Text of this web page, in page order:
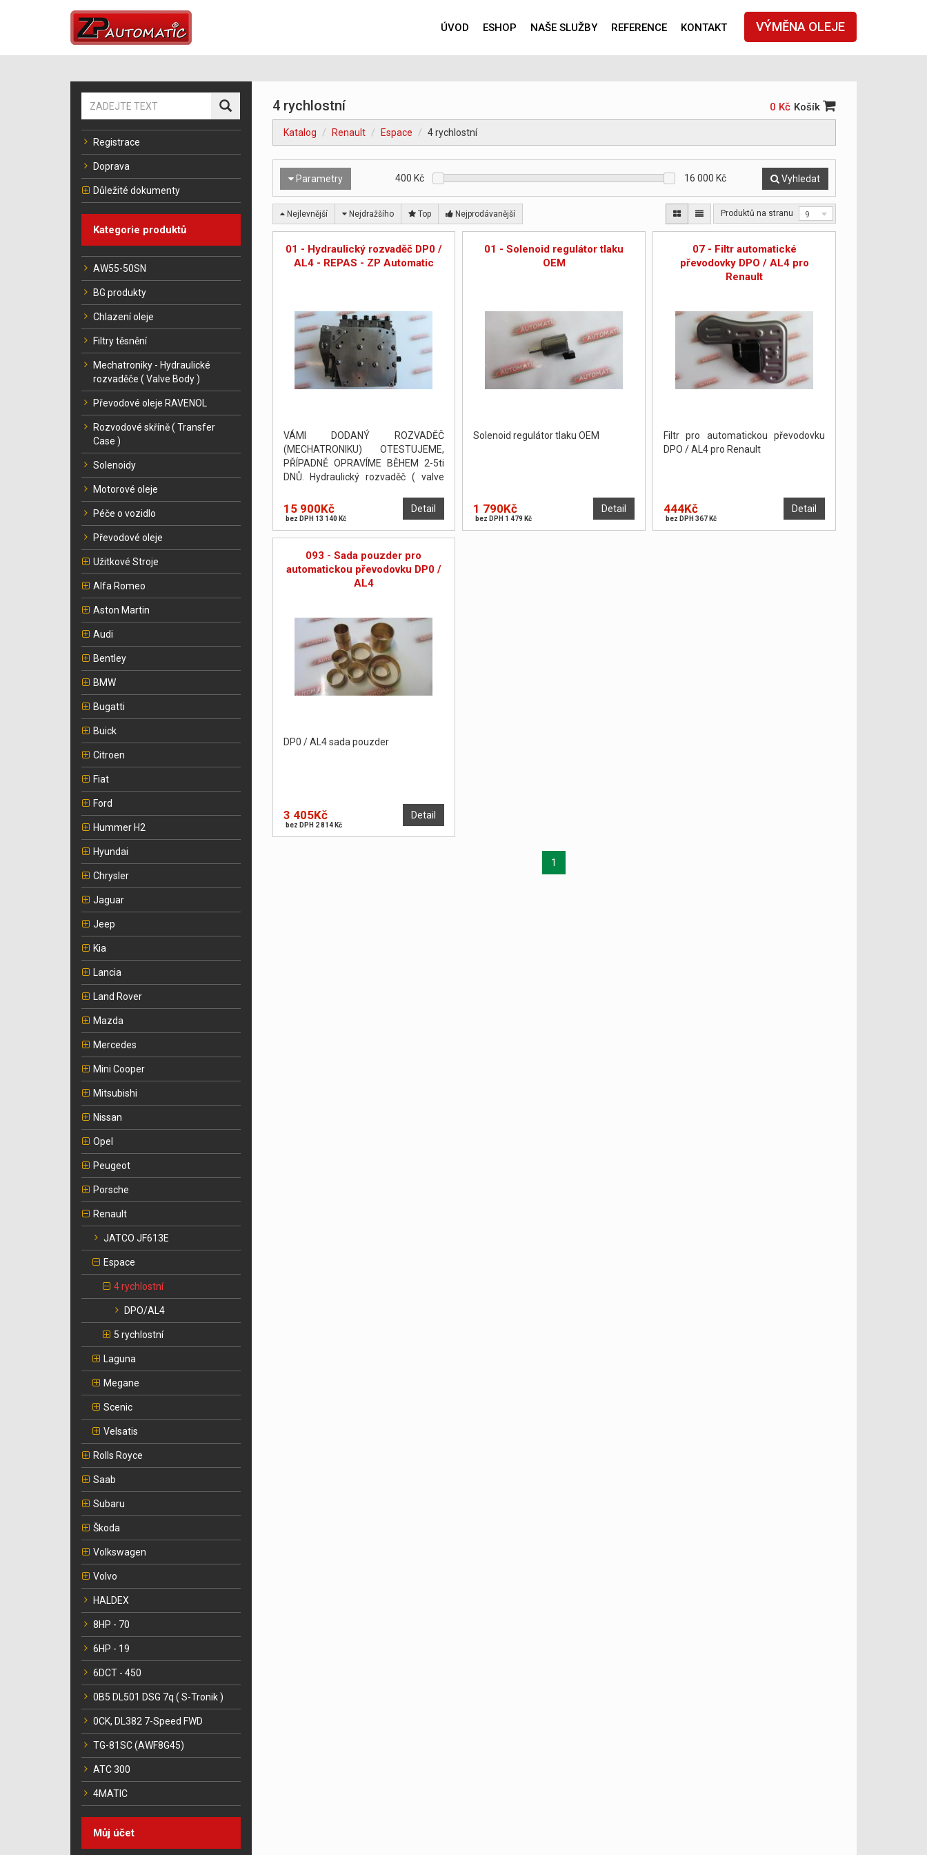
VÝMĚNA OLEJE
ÚVOD ESHOP NAŠE SLUŽBY REFERENCE KONTAKT
Registrace
Doprava
Důležité dokumenty
Kategorie produktů
AW55-50SN
BG produkty
Chlazení oleje
Filtry těsnění
Mechatroniky - Hydraulické
rozvaděče ( Valve Body )
Převodové oleje RAVENOL
Rozvodové skříně ( Transfer
Case )
Solenoidy
Motorové oleje
Péče o vozidlo
Převodové oleje
Užitkové Stroje
Alfa Romeo
Aston Martin
Audi
Bentley
BMW
Bugatti
Buick
Citroen
Fiat
Ford
Hummer H2
Hyundai
Chrysler
Jaguar
Jeep
Kia
Lancia
Land Rover
Mazda
Mercedes
Mini Cooper
Mitsubishi
Nissan
Opel
Peugeot
Porsche
Renault
JATCO JF613E
Espace
4 rychlostní
DPO/AL4
5 rychlostní
Laguna
Megane
Scenic
Velsatis
Rolls Royce
Saab
Subaru
Škoda
Volkswagen
Volvo
HALDEX
8HP - 70
6HP - 19
6DCT - 450
0B5 DL501 DSG 7q ( S-Tronik )
0CK, DL382 7-Speed FWD
TG-81SC (AWF8G45)
ATC 300
4MATIC
Můj účet
4 rychlostní 0 Kč Košík
Katalog Renault Espace 4 rychlostní
Parametry 400 Kč 16 000 Kč Vyhledat
Nejlevnější Nejdražšího Top Nejprodávanější Produktů na stranu 9
01 - Hydraulický rozvaděč DP0 /
AL4 - REPAS - ZP Automatic
VÁMI DODANÝ ROZVADĚČ
(MECHATRONIKU) OTESTUJEME,
PŘÍPADNĚ OPRAVÍME BĚHEM 2-5ti
DNŮ. Hydraulický rozvaděč ( valve
zkušební stolici Hydratest.
Detail
15 900Kč
bez DPH 13 140 Kč
01 - Solenoid regulátor tlaku
OEM
Solenoid regulátor tlaku OEM
Detail
1 790Kč
bez DPH 1 479 Kč
07 - Filtr automatické
převodovky DPO / AL4 pro
Renault
Filtr pro automatickou převodovku
DPO / AL4 pro Renault
Detail
444Kč
bez DPH 367 Kč
093 - Sada pouzder pro
automatickou převodovku DP0 /
AL4
DP0 / AL4 sada pouzder
Detail
3 405Kč
bez DPH 2 814 Kč
1